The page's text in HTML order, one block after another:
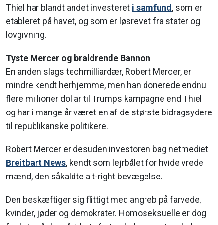
Thiel har blandt andet investeret i samfund , som er
etableret på havet, og som er løsrevet fra stater og
lovgivning.
Tyste Mercer og braldrende Bannon
En anden slags techmilliardær, Robert Mercer, er
mindre kendt herhjemme, men han donerede endnu
flere millioner dollar til Trumps kampagne end Thiel
og har i mange år været en af de største bidragsydere
til republikanske politikere.
Robert Mercer er desuden investoren bag netmediet
Breitbart News, kendt som lejrbålet for hvide vrede
mænd, den såkaldte alt-right bevægelse.
Den beskæftiger sig flittigt med angreb på farvede,
kvinder, jøder og demokrater. Homoseksuelle er dog